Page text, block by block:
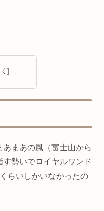
まあの風（富士山から
勢いでロイヤルワンド
らいしかいなかったの